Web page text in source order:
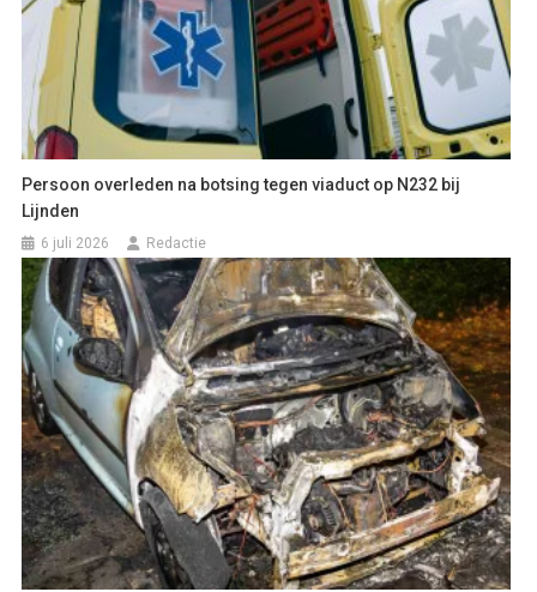
Persoon overleden na botsing tegen viaduct op N232 bij
Lijnden
6 juli 2026 Redactie